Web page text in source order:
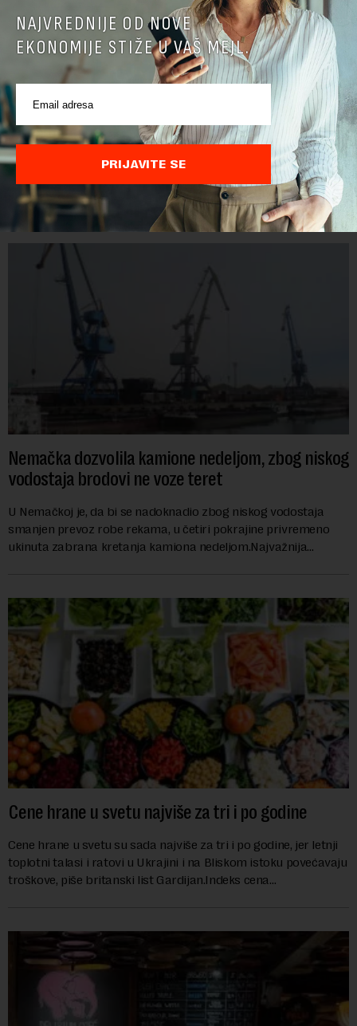
POVEZANI SADRŽAJI
Nemačka dozvolila kamione nedeljom, zbog niskog
vodostaja brodovi ne voze teret
U Nemačkoj je, da bi se nadoknadio zbog niskog vodostaja
smanjen prevoz robe rekama, u četiri pokrajine privremeno
ukinuta zabrana kretanja kamiona nedeljom.Najvažnija
Cene hrane u svetu najviše za tri i po godine
Cene hrane u svetu su sada najviše za tri i po godine, jer letnji
toplotni talasi i ratovi u Ukrajini i na Bliskom istoku povećavaju
troškove, piše britanski list Gardijan.Indeks cena
NAJVREDNIJE OD NOVE
EKONOMIJE STIŽE U VAŠ MEJL.
PRIJAVITE SE